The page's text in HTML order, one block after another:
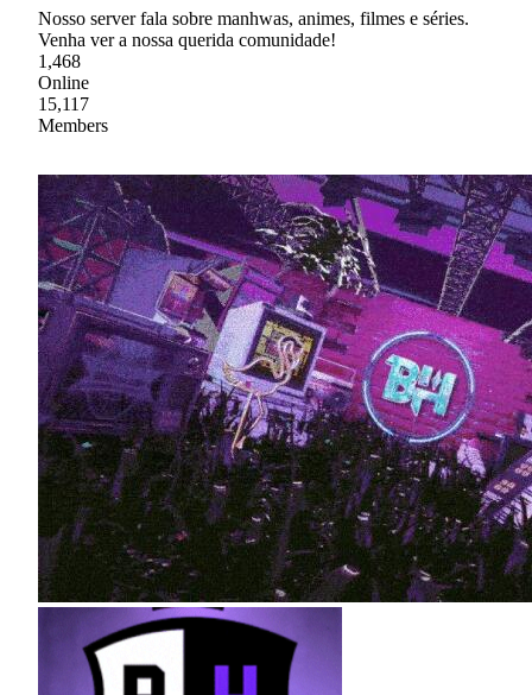
Nosso server fala sobre manhwas, animes, filmes e séries.
Venha ver a nossa querida comunidade!
1,468
Online
15,117
Members